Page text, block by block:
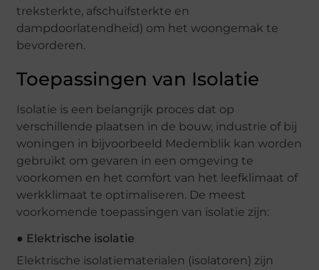
treksterkte, afschuifsterkte en
dampdoorlatendheid) om het woongemak te
bevorderen.
Toepassingen van Isolatie
Isolatie is een belangrijk proces dat op
verschillende plaatsen in de bouw, industrie of bij
woningen in bijvoorbeeld Medemblik kan worden
gebruikt om gevaren in een omgeving te
voorkomen en het comfort van het leefklimaat of
werkklimaat te optimaliseren. De meest
voorkomende toepassingen van isolatie zijn:
● Elektrische isolatie
Elektrische isolatiematerialen (isolatoren) zijn